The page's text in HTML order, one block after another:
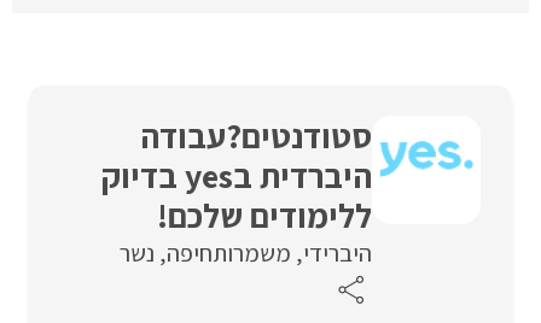
סטודנטים?עבודה
היברדית בyes בדיוק
ללימודים שלכם!
היברידי משמרותחיפה נשר